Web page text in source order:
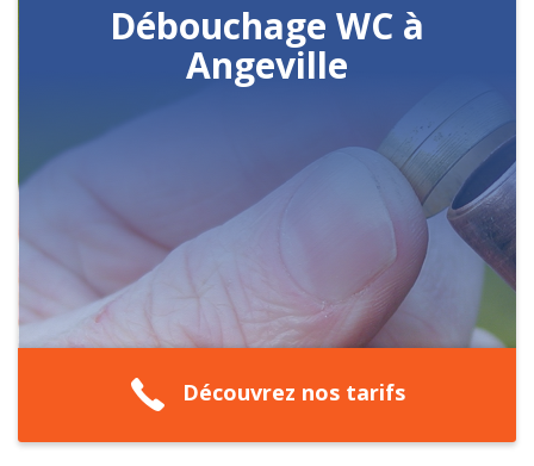
Débouchage WC à
Angeville
Découvrez nos tarifs